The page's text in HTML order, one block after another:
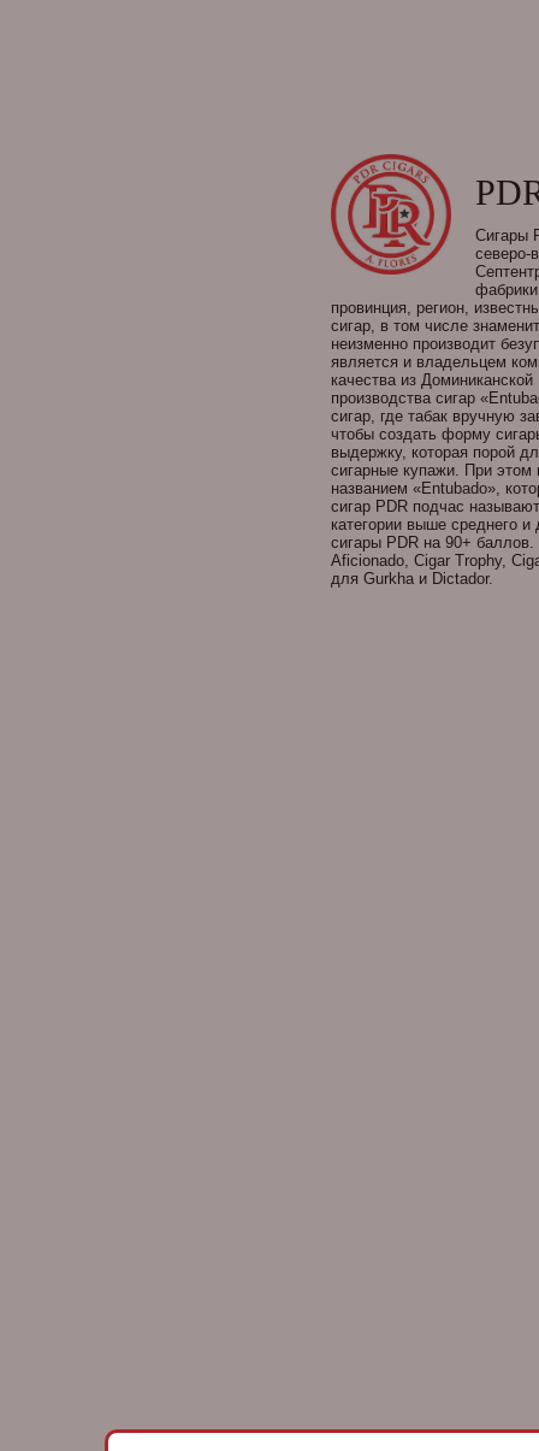
Сигары
северо-
провинция, регион,
сигар, в том числе
неизменно производит
является и владельцем
качества из
производства сигар
сигар, где табак вручную
чтобы создать форму
выдержку, которая порой
сигарные купажи. При этом
названием «Entubado»,
сигар PDR подчас
категории выше среднего
сигары PDR на 90+
Aficionado, Cigar Trophy,
для Gurkha и Dictador.